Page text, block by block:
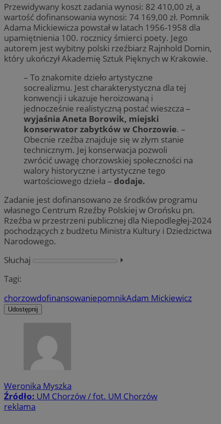
Przewidywany koszt zadania wynosi: 82 410,00 zł, a
wartość dofinansowania wynosi: 74 169,00 zł. Pomnik
Adama Mickiewicza powstał w latach 1956-1958 dla
upamiętnienia 100. rocznicy śmierci poety. Jego
autorem jest wybitny polski rzeźbiarz Rajnhold Domin,
który ukończył Akademię Sztuk Pięknych w Krakowie.
– To znakomite dzieło artystyczne
socrealizmu. Jest charakterystyczna dla tej
konwencji i ukazuje heroizowaną i
jednocześnie realistyczną postać wieszcza –
wyjaśnia Aneta Borowik, miejski
konserwator zabytków w Chorzowie. –
Obecnie rzeźba znajduje się w złym stanie
technicznym. Jej konserwacja pozwoli
zwrócić uwagę chorzowskiej społeczności na
walory historyczne i artystyczne tego
wartościowego dzieła – dodaje.
Zadanie jest dofinansowano ze środków programu
własnego Centrum Rzeźby Polskiej w Orońsku pn.
Rzeźba w przestrzeni publicznej dla Niepodległej-2024
pochodzących z budżetu Ministra Kultury i Dziedzictwa
Narodowego.
Słuchaj
⏵︎
Tagi:
chorzowdofinansowaniepomnikAdam Mickiewicz
Udostępnij
Weronika Myszka
Źródło: UM Chorzów / fot. UM Chorzów
reklama